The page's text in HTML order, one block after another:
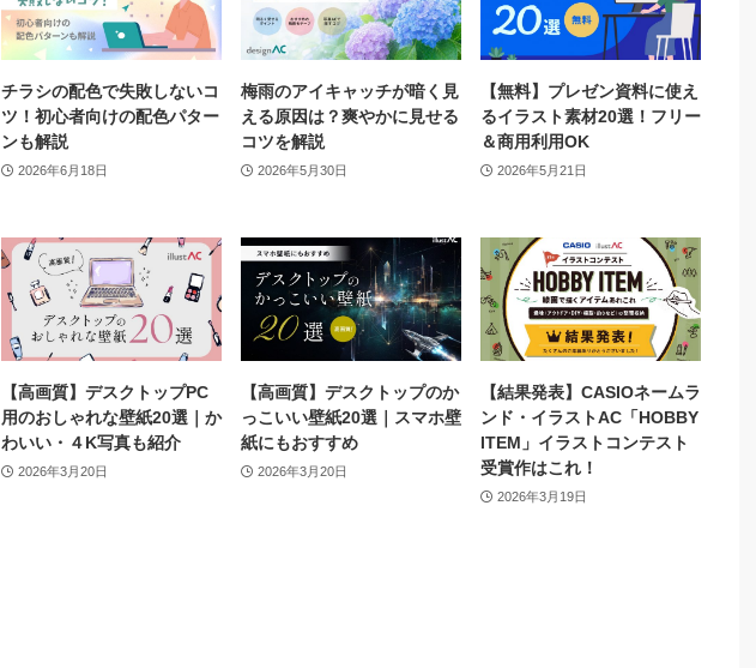
チラシの配色で失敗しないコ
ツ！初心者向けの配色パター
ンも解説
2026年6月18日
梅雨のアイキャッチが暗く見
える原因は？爽やかに見せる
コツを解説
2026年5月30日
【無料】プレゼン資料に使え
るイラスト素材20選！フリー
＆商用利用OK
2026年5月21日
【高画質】デスクトップPC
用のおしゃれな壁紙20選｜か
わいい・４K写真も紹介
2026年3月20日
【高画質】デスクトップのか
っこいい壁紙20選｜スマホ壁
紙にもおすすめ
2026年3月20日
【結果発表】CASIOネームラ
ンド・イラストAC「HOBBY
ITEM」イラストコンテスト
受賞作はこれ！
2026年3月19日